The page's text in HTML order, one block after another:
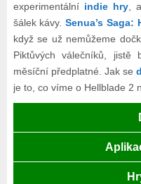
experimentální indie hry ,
šálek kávy.Senua’s Saga:
když se už nemůžeme
Piktůvých válečníků, jistě
měsíční předplatné. Jak se
je to, co víme o Hellblade 2